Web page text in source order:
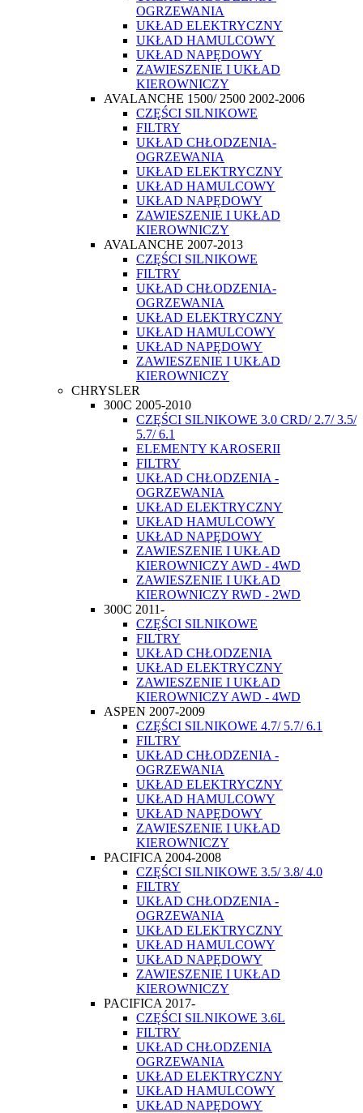
OGRZEWANIA
UKŁAD ELEKTRYCZNY
UKŁAD HAMULCOWY
UKŁAD NAPĘDOWY
ZAWIESZENIE I UKŁAD
KIEROWNICZY
AVALANCHE 1500/ 2500 2002-2006
CZĘŚCI SILNIKOWE
FILTRY
UKŁAD CHŁODZENIA-
OGRZEWANIA
UKŁAD ELEKTRYCZNY
UKŁAD HAMULCOWY
UKŁAD NAPĘDOWY
ZAWIESZENIE I UKŁAD
KIEROWNICZY
AVALANCHE 2007-2013
CZĘŚCI SILNIKOWE
FILTRY
UKŁAD CHŁODZENIA-
OGRZEWANIA
UKŁAD ELEKTRYCZNY
UKŁAD HAMULCOWY
UKŁAD NAPĘDOWY
ZAWIESZENIE I UKŁAD
KIEROWNICZY
CHRYSLER
300C 2005-2010
CZĘŚCI SILNIKOWE 3.0 CRD/ 2.7/ 3.5/
5.7/ 6.1
ELEMENTY KAROSERII
FILTRY
UKŁAD CHŁODZENIA -
OGRZEWANIA
UKŁAD ELEKTRYCZNY
UKŁAD HAMULCOWY
UKŁAD NAPĘDOWY
ZAWIESZENIE I UKŁAD
KIEROWNICZY AWD - 4WD
ZAWIESZENIE I UKŁAD
KIEROWNICZY RWD - 2WD
300C 2011-
CZĘŚCI SILNIKOWE
FILTRY
UKŁAD CHŁODZENIA
UKŁAD ELEKTRYCZNY
ZAWIESZENIE I UKŁAD
KIEROWNICZY AWD - 4WD
ASPEN 2007-2009
CZĘŚCI SILNIKOWE 4.7/ 5.7/ 6.1
FILTRY
UKŁAD CHŁODZENIA -
OGRZEWANIA
UKŁAD ELEKTRYCZNY
UKŁAD HAMULCOWY
UKŁAD NAPĘDOWY
ZAWIESZENIE I UKŁAD
KIEROWNICZY
PACIFICA 2004-2008
CZĘŚCI SILNIKOWE 3.5/ 3.8/ 4.0
FILTRY
UKŁAD CHŁODZENIA -
OGRZEWANIA
UKŁAD ELEKTRYCZNY
UKŁAD HAMULCOWY
UKŁAD NAPĘDOWY
ZAWIESZENIE I UKŁAD
KIEROWNICZY
PACIFICA 2017-
CZĘŚCI SILNIKOWE 3.6L
FILTRY
UKŁAD CHŁODZENIA
OGRZEWANIA
UKŁAD ELEKTRYCZNY
UKŁAD HAMULCOWY
UKŁAD NAPĘDOWY